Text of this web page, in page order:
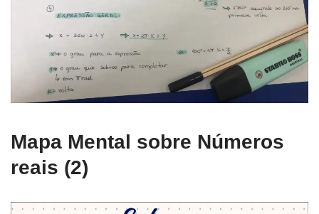
Mapa Mental sobre Números
reais (2)